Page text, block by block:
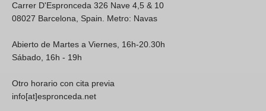
Carrer D'Espronceda 326 Nave 4,5 & 10
08027 Barcelona, Spain. Metro: Navas
Abierto de Martes a Viernes, 16h-20.30h
Sábado, 16h - 19h
Otro horario con cita previa
info[at]espronceda.net